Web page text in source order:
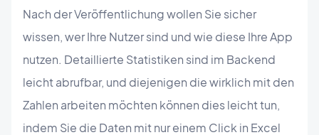
Nach der Veröffentlichung wollen Sie sicher
wissen, wer Ihre Nutzer sind und wie diese Ihre App
nutzen. Detaillierte Statistiken sind im Backend
leicht abrufbar, und diejenigen die wirklich mit den
Zahlen arbeiten möchten können dies leicht tun,
indem Sie die Daten mit nur einem Click in Excel